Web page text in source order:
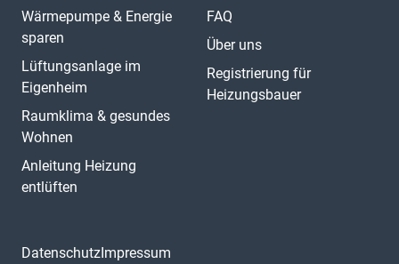
Wärmepumpe & Energie
sparen
Lüftungsanlage im
Eigenheim
Raumklima & gesundes
Wohnen
Anleitung Heizung
entlüften
FAQ
Über uns
Registrierung für
Heizungsbauer
DatenschutzImpressum